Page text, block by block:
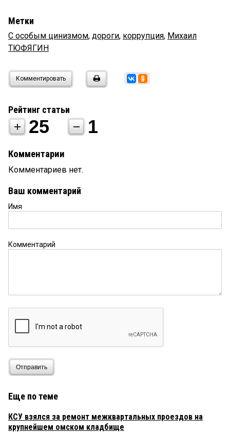
Метки
С особым цинизмом, дороги, коррупция, Михаил
ТЮФЯГИН
Комментировать
Рейтинг статьи
25 1
Комментарии
Комментариев нет.
Ваш комментарий
Имя
Комментарий
Отправить
Еще по теме
КСУ взялся за ремонт межквартальных проездов на
крупнейшем омском кладбище